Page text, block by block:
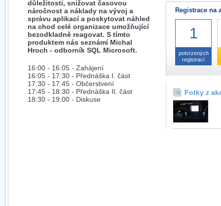
důležitosti, snižovat časovou
náročnost a náklady na vývoj a
správu aplikací a poskytovat náhled
na chod celé organizace umožňující
bezodkladně reagovat. S tímto
produktem nás seznámí Michal
Hroch - odborník SQL Microsoft.
16:00 - 16:05 - Zahájení
16:05 - 17:30 - Přednáška I. část
17:30 - 17:45 - Občerstvení
17:45 - 18:30 - Přednáška II. část
18:30 - 19:00 - Diskuse
Registrace na
1
potvrzených
registrací
Fotky z